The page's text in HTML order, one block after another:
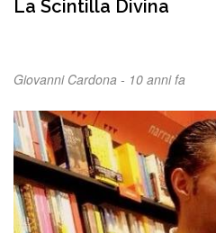
La Scintilla Divina
Giovanni Cardona - 10 anni fa